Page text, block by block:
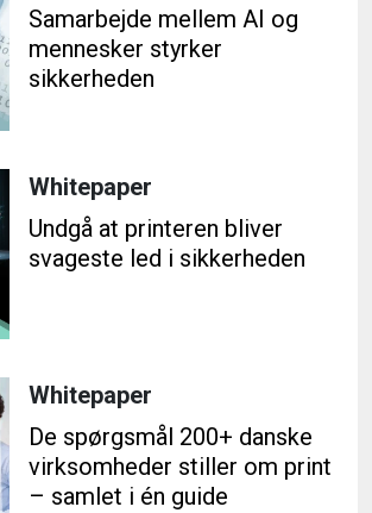
Samarbejde mellem AI og
mennesker styrker
sikkerheden
Whitepaper
Undgå at printeren bliver
svageste led i sikkerheden
Whitepaper
De spørgsmål 200+ danske
virksomheder stiller om print
– samlet i én guide